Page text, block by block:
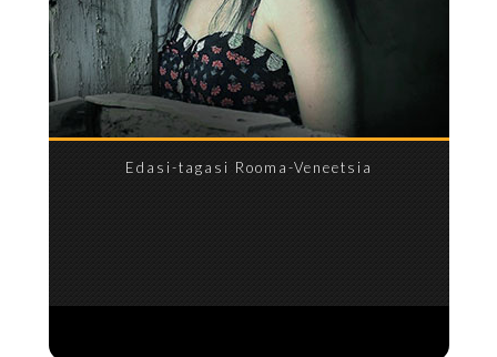
Edasi-tagasi Rooma-Veneetsia